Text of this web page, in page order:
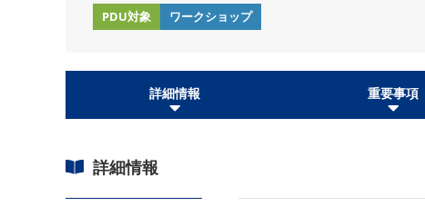
PDU対象 ワークショップ
詳細情報 重要事項
詳細情報